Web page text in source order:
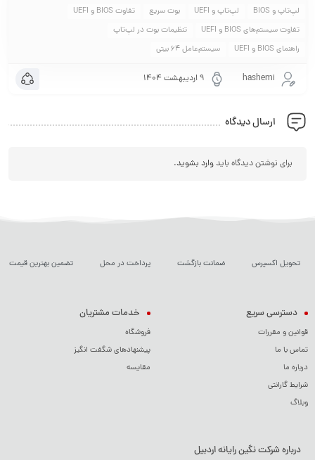
لپ‌تاپ و BIOS
لپ‌تاپ و UEFI بوت سریع
تفاوت BIOS و UEFI
تفاوت سیستم‌های BIOS و UEFI
تنظیمات بوت در لپ‌تاپ
راهنمای BIOS و UEFI
سیستم‌عامل 64 بیتی
hashemi ۹ اردیبهشت ۱۴۰۴
ارسال دیدگاه
برای نوشتن دیدگاه بایدوارد بشوید.
تحویل اکسپرس ضمانت بازگشت پرداخت در محل تضمین بهترین قیمت
دسترسی سریع
قوانین و مقررات
تماس با ما
درباره ما
شرایط گارانتی
وبلاگ
خدمات مشتریان
فروشگاه
پیشنهادهای شگفت انگیز
مقایسه
درباره شرکت نگین رایانه اردبیل